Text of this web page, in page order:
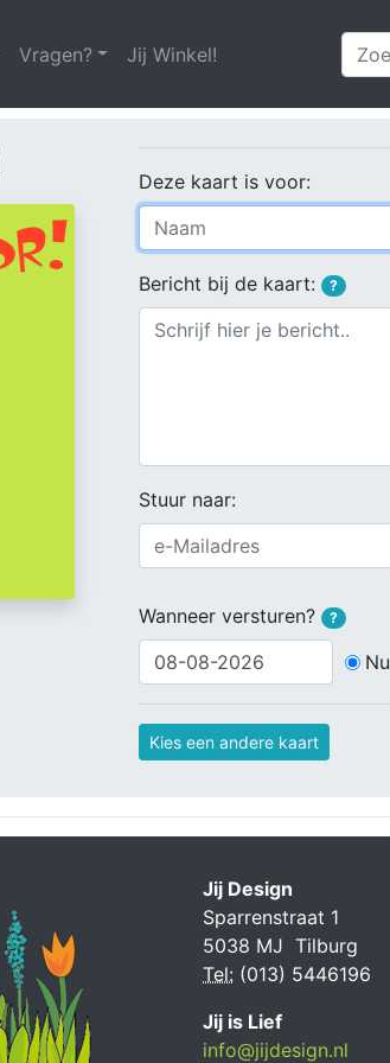
Vragen? Jij Winkel!
Deze kaart is voor:
Bericht bij de kaart: ?
Stuur naar:
Wanneer versturen?
?
Nu
Kies een andere kaart
Jij Design
Sparrenstraat 1
5038 MJ Tilburg
Tel: (013) 5446196
Jij is Lief
info@jijdesign.nl